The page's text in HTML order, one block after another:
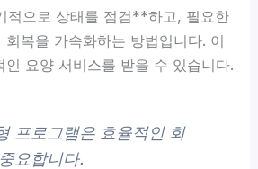
적으로 상태를 점검**하고, 필요한
복을 가속화하는 방법입니다. 이
인 요양 서비스를 받을 수 있습니다.
프로그램은 효율적인 회
요합니다.